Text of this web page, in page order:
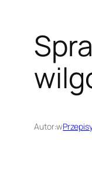
Autor:w